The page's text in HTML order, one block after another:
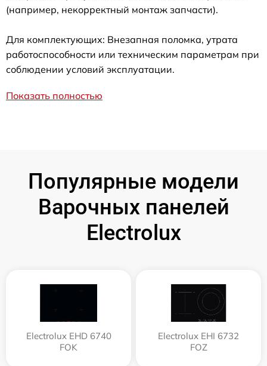
(например, некорректный монтаж запчасти).
Для комплектующих: Внезапная поломка, утрата
работоспособности или техническим параметрам при
соблюдении условий эксплуатации.
Показать полностью
Популярные модели
Варочных панелей
Electrolux
Electrolux EHD 6740
FOK
Electrolux EHI 6732
FOZ